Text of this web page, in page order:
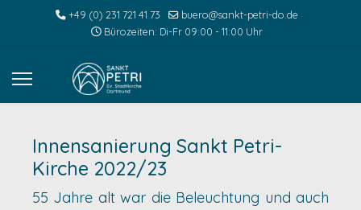
+49 (0) 231 721 41 73
buero@sankt-petri-do.de
Bürozeiten: Di-Fr 09:00 - 11:00 Uhr
Innensanierung Sankt Petri-
Kirche 2022/23
55 Jahre alt war die Beleuchtung und auch